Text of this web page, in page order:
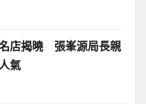
店揭曉 張峯源局長親
氣